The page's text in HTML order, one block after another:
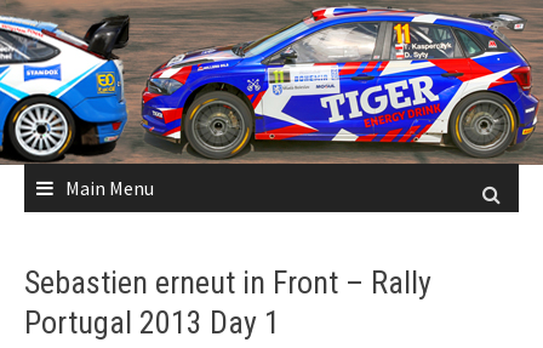
Skip
to
content
Main Menu
Sebastien erneut in Front – Rally
Portugal 2013 Day 1